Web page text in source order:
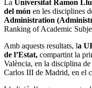
La Universitat Ramon
del món en les disciplines
Administration
Ranking of Academic
Amb aquests resultats, la
de l’Estat, compartint la
València, en la disciplina
Carlos III de Madrid, en el